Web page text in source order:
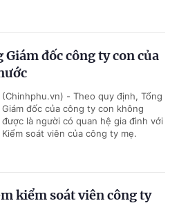
đốc công ty con của
(Chinhphu.vn) - Theo quy định, Tổng
Giám đốc của công ty con không
được là người có quan hệ gia đình với
Kiểm soát viên của công ty mẹ.
kiểm soát viên công ty